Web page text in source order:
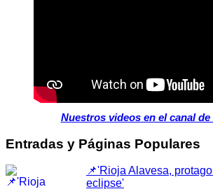
Nuestros videos en el canal de
Entradas y Páginas Populares
📌'Rioja Alavesa,
eclipse'